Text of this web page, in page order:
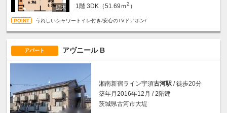
1階 3DK（51.69ｍ2 ）
うれしいシャワートイレ付き/安心のTVドアホン/
アパート アヴニール B
湘南新宿ライン宇須古河駅 / 徒歩20分
築年月2016年12月 / 2階建
茨城県古河市大堤